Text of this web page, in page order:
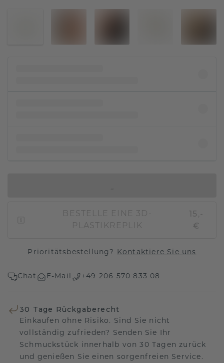
BESTELLE EINE 3D-
PLASTIKREPLIK
15,-
€
Prioritätsbestellung? Kontaktiere Sie uns
Chat E-Mail +49 206 570 833 08
30 Tage Rückgaberecht
Einkaufen ohne Risiko. Sind Sie nicht
vollständig zufrieden? Senden Sie Ihr
Schmuckstück innerhalb von 30 Tagen zurück
und genießen Sie einen sorgenfreien Service.